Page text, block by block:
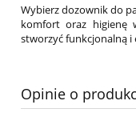
Wybierz dozownik do
komfort oraz higienę
stworzyć funkcjonalną i
Opinie o